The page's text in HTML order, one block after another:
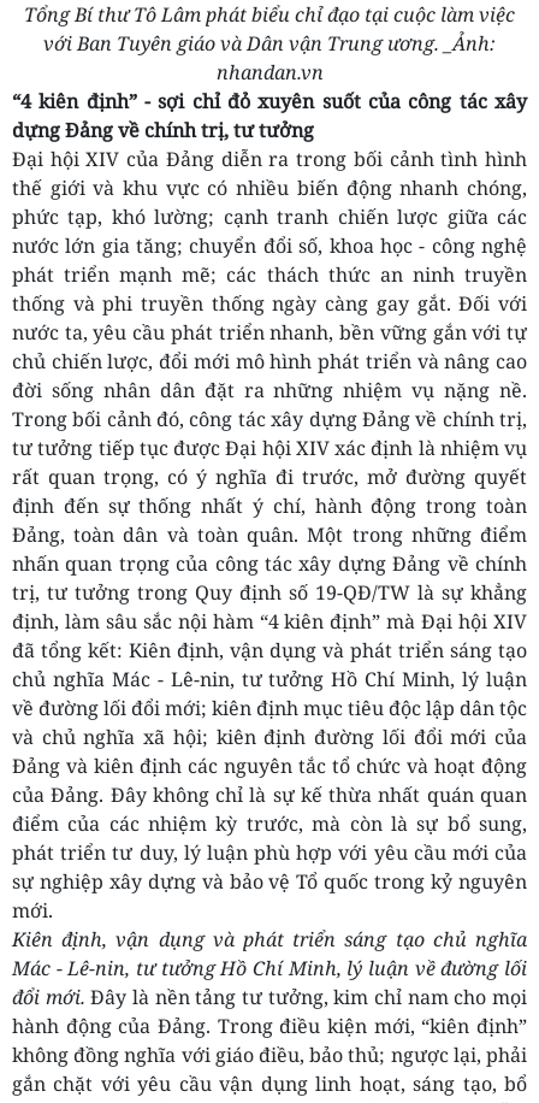
Tổng Bí thư Tô Lâm phát biểu chỉ đạo tại cuộc làm việc
với Ban Tuyên giáo và Dân vận Trung ương. _Ảnh:
nhandan.vn
“4 kiên định” - sợi chỉ đỏ xuyên suốt của công tác xây
dựng Đảng về chính trị, tư tưởng
Đại hội XIV của Đảng diễn ra trong bối cảnh tình hình
thế giới và khu vực có nhiều biến động nhanh chóng,
phức tạp, khó lường; cạnh tranh chiến lược giữa các
nước lớn gia tăng; chuyển đổi số, khoa học - công nghệ
phát triển mạnh mẽ; các thách thức an ninh truyền
thống và phi truyền thống ngày càng gay gắt. Đối với
nước ta, yêu cầu phát triển nhanh, bền vững gắn với tự
chủ chiến lược, đổi mới mô hình phát triển và nâng cao
đời sống nhân dân đặt ra những nhiệm vụ nặng nề.
Trong bối cảnh đó, công tác xây dựng Đảng về chính trị,
tư tưởng tiếp tục được Đại hội XIV xác định là nhiệm vụ
rất quan trọng, có ý nghĩa đi trước, mở đường quyết
định đến sự thống nhất ý chí, hành động trong toàn
Đảng, toàn dân và toàn quân. Một trong những điểm
nhấn quan trọng của công tác xây dựng Đảng về chính
trị, tư tưởng trong Quy định số 19-QĐ/TW là sự khẳng
định, làm sâu sắc nội hàm “4 kiên định” mà Đại hội XIV
đã tổng kết: Kiên định, vận dụng và phát triển sáng tạo
chủ nghĩa Mác - Lê-nin, tư tưởng Hồ Chí Minh, lý luận
về đường lối đổi mới; kiên định mục tiêu độc lập dân tộc
và chủ nghĩa xã hội; kiên định đường lối đổi mới của
Đảng và kiên định các nguyên tắc tổ chức và hoạt động
của Đảng. Đây không chỉ là sự kế thừa nhất quán quan
điểm của các nhiệm kỳ trước, mà còn là sự bổ sung,
phát triển tư duy, lý luận phù hợp với yêu cầu mới của
sự nghiệp xây dựng và bảo vệ Tổ quốc trong kỷ nguyên
mới.
Kiên định, vận dụng và phát triển sáng tạo chủ nghĩa
Mác - Lê-nin, tư tưởng Hồ Chí Minh, lý luận về đường lối
đổi mới. Đây là nền tảng tư tưởng, kim chỉ nam cho mọi
hành động của Đảng. Trong điều kiện mới, “kiên định”
không đồng nghĩa với giáo điều, bảo thủ; ngược lại, phải
gắn chặt với yêu cầu vận dụng linh hoạt, sáng tạo, bổ